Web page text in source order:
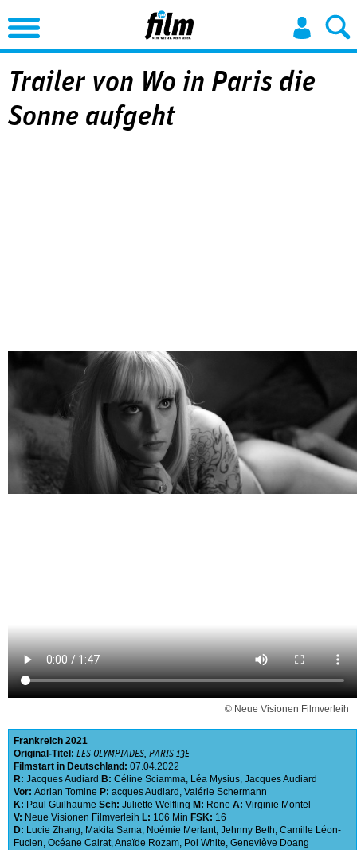
Jump to Navigation
Trailer von Wo in Paris die
Sonne aufgeht
© Neue Visionen Filmverleih
Frankreich 2021
Original-Titel: LES OLYMPIADES, PARIS 13E
Filmstart in Deutschland: 07.04.2022
R: Jacques Audiard B: Céline Sciamma, Léa Mysius, Jacques Audiard
Vor: Adrian Tomine P: acques Audiard , Valérie Schermann
K: Paul Guilhaume Sch: Juliette Welfling M: Rone A: Virginie Montel
V: Neue Visionen Filmverleih L: 106 Min FSK: 16
D: Lucie Zhang, Makita Sama, Noémie Merlant, Jehnny Beth, Camille Léon-
Fucien, Océane Cairat,Anaïde Rozam, Pol White, Geneviève Doang